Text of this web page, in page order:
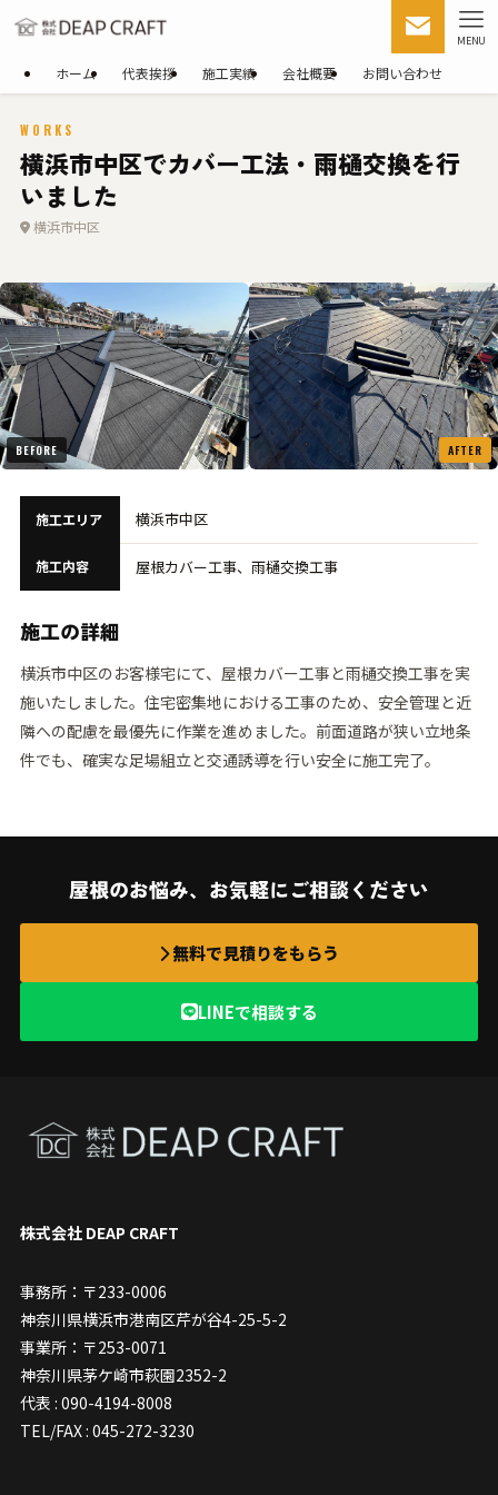
MENU
ホーム 代表挨拶 施工実績 会社概要 お問い合わせ
WORKS
横浜市中区でカバー工法・雨樋交換を行
いました
横浜市中区
BEFORE AFTER
施工エリア 横浜市中区
施工内容 屋根カバー工事、雨樋交換工事
施工の詳細
横浜市中区のお客様宅にて、屋根カバー工事と雨樋交換工事を実
施いたしました。住宅密集地における工事のため、安全管理と近
隣への配慮を最優先に作業を進めました。前面道路が狭い立地条
件でも、確実な足場組立と交通誘導を行い安全に施工完了。
屋根のお悩み、お気軽にご相談ください
無料で見積りをもらう
LINEで相談する
株式会社 DEAP CRAFT
事務所：〒233-0006
神奈川県横浜市港南区芹が谷4-25-5-2
事業所：〒253-0071
神奈川県茅ケ崎市萩園2352-2
代表 : 090-4194-8008
TEL/FAX : 045-272-3230